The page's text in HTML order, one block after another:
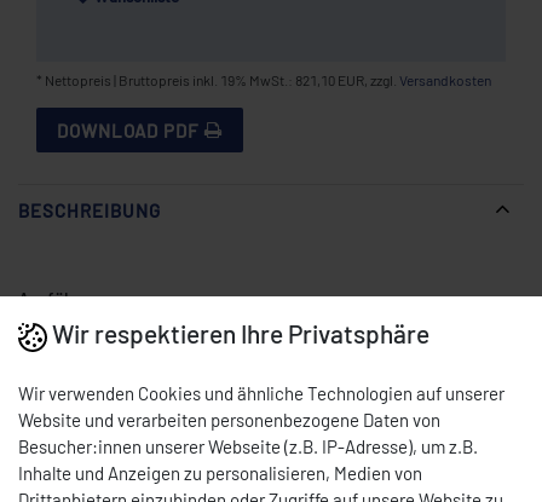
* Nettopreis | Bruttopreis inkl. 19% MwSt.: 821,10 EUR, zzgl. Versandkosten
DOWNLOAD PDF
BESCHREIBUNG
Ausführung
Motor unten
Kapazität:
max. 40-50 kg
Leistungsstarke Brenner
Sicherheitsventil
Wir respektieren Ihre Privatsphäre
Wir verwenden Cookies und ähnliche Technologien auf unserer
Website und verarbeiten personenbezogene Daten von
Besucher:innen unserer Webseite (z.B. IP-Adresse), um z.B.
Inhalte und Anzeigen zu personalisieren, Medien von